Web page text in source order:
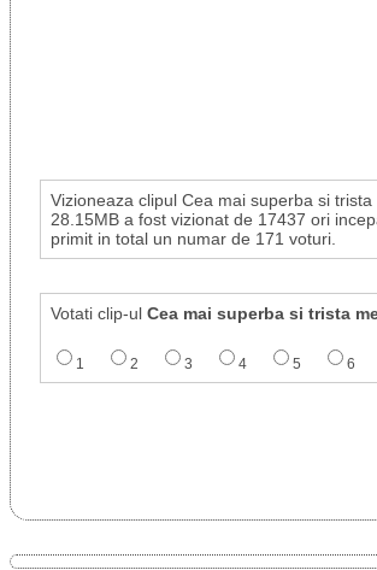
Vizioneaza clipul Cea mai superba si
28.15MB a fost vizionat de 17437 ori
primit in total un numar de 171 voturi.
Votati clip-ul Cea mai superba si trista
1 2 3 4 5 6